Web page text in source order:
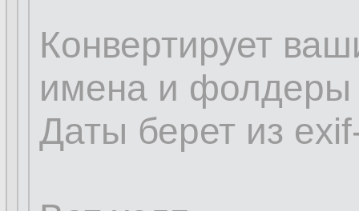
Конвертирует
имена и фолдеры
Даты берет из